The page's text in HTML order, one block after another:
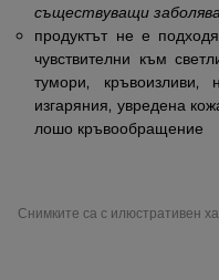
съществуващи
продуктът не е
чувствителни към
тумори, кръвоизливи,
изгаряния, увредена
лошо кръвообращение
Снимките са с илюстративен